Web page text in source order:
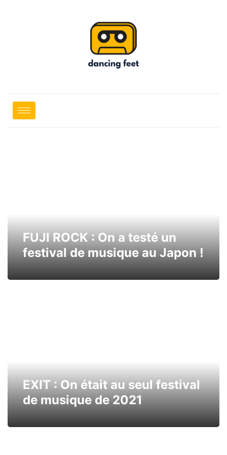
FUJI ROCK : On a testé un
festival de musique au Japon !
EXIT : On était au seul festival
de musique de 2021